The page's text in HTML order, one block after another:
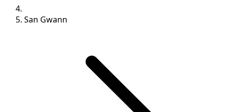
San Gwann